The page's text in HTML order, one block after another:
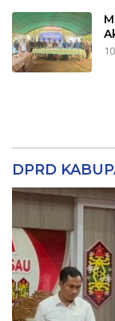
DPRD